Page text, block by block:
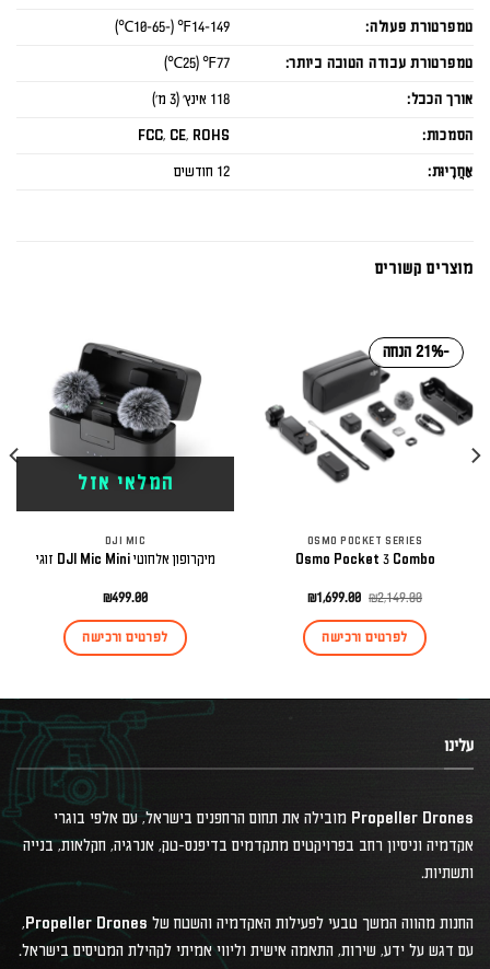
טמפרטורת פעולה: 14-149℉ (-10-65℃)
טמפרטורת עבודה הטובה ביותר: 77℉ (25℃)
אורך הכבל: 118 אינץ' (3 מ')
הסמכות: FCC, CE, ROHS
אַחֲרָיוּת: 12 חודשים
מוצרים קשורים
-21% הנחה
OSMO POCKET SERIES
Osmo Pocket 3 Combo
₪2,149.00
המחיר
היה:
₪2,149.00.
₪1,699.00 המחיר
הוא:
₪1,699.00.
לפרטים ורכישה
המלאי אזל
DJI MIC
מיקרופון אלחוטי DJI Mic Mini זוגי
₪499.00
לפרטים ורכישה
עלינו
Propeller Drones מובילה את תחום הרחפנים בישראל, עם אלפי בוגרי
אקדמיה וניסיון רחב בפרויקטים מתקדמים בדיפנס-טק, אנרגיה, חקלאות, בנייה
ותשתיות.
החנות מהווה המשך טבעי לפעילות האקדמיה והשטח של Propeller Drones,
עם דגש על ידע, שירות, התאמה אישית וליווי אמיתי לקהילת המטיסים בישראל.